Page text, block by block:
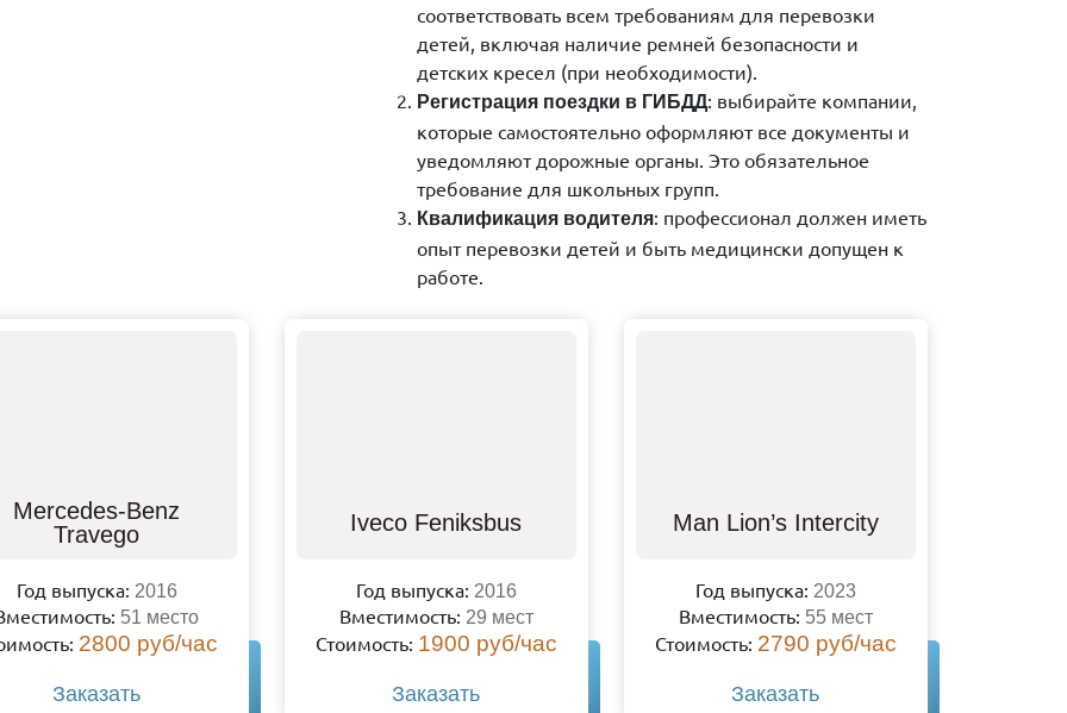
соответствовать всем требованиям для перевозки
детей, включая наличие ремней безопасности и
детских кресел (при необходимости).
Регистрация поездки в ГИБДД: выбирайте компании,
которые самостоятельно оформляют все документы и
уведомляют дорожные органы. Это обязательное
требование для школьных групп.
Квалификация водителя: профессионал должен иметь
опыт перевозки детей и быть медицински допущен к
работе.
Mercedes-Benz
Travego
Год выпуска: 2016
51 место
2800 руб/час
Заказать
Iveco Feniksbus
Год выпуска: 2016
Вместимость: 29 мест
Стоимость: 1900 руб/час
Заказать
Man Lion’s Intercity
Год выпуска: 2023
Вместимость: 55 мест
Стоимость: 2790 руб/час
Заказать